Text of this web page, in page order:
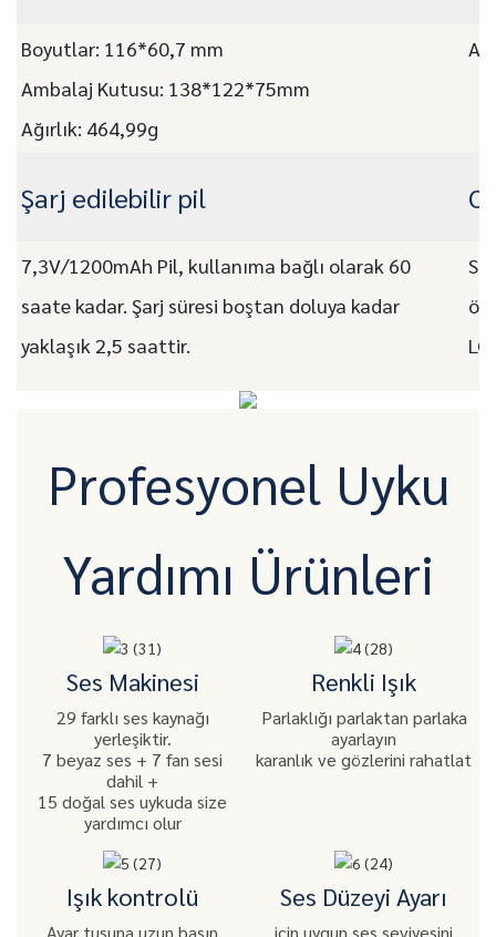
Boyutlar: 116*60,7 mm
Ambalaj Kutusu: 138*122*75mm
Ağırlık: 464,99g
Şarj edilebilir pil
7,3V/1200mAh Pil, kullanıma bağlı olarak 60
saate kadar. Şarj süresi boştan doluya kadar
yaklaşık 2,5 saattir.
Profesyonel Uyku
Yardımı Ürünleri
Ses Makinesi
29 farklı ses kaynağı
yerleşiktir.
7 beyaz ses + 7 fan sesi
dahil +
15 doğal ses uykuda size
yardımcı olur
Renkli Işık
Parlaklığı parlaktan parlaka
ayarlayın
karanlık ve gözlerini rahatlat
Işık kontrolü Ses Düzeyi Ayarı